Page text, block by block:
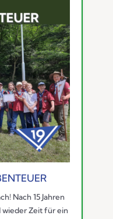
Nach 15 Jahren
wieder Zeit für ein